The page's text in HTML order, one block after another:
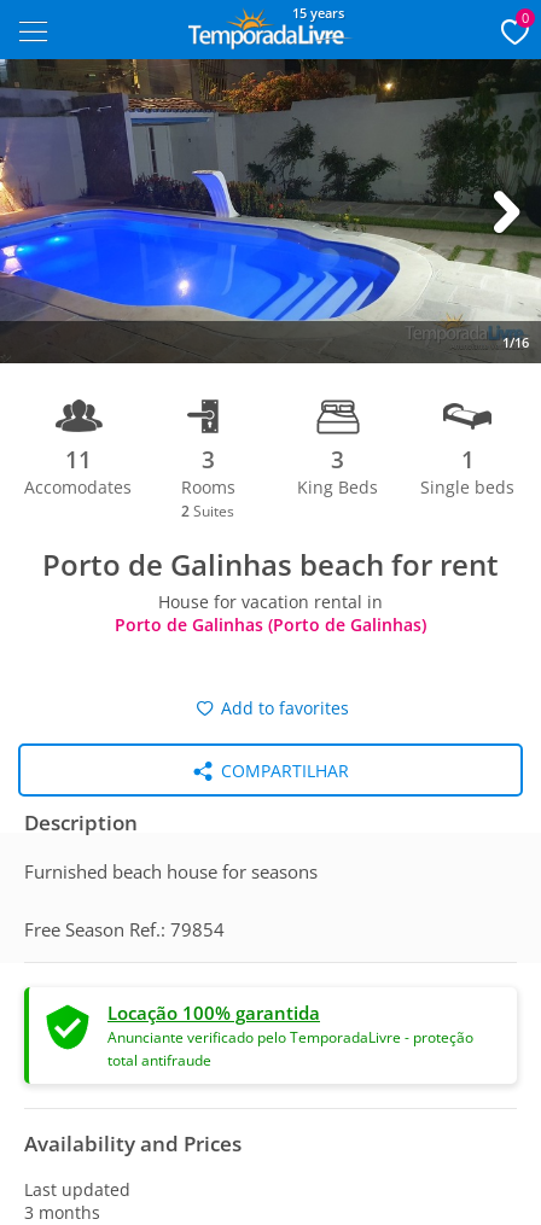
15 years 0
1/16
Next
11
Accomodates
3
Rooms
2 Suites
3
King Beds
1
Single beds
Porto de Galinhas beach for rent
House for vacation rental in
Porto de Galinhas (Porto de Galinhas)
Add to favorites
COMPARTILHAR
Description
Furnished beach house for seasons
Free Season Ref.: 79854
Locação 100% garantida
Anunciante verificado pelo TemporadaLivre - proteção
total antifraude
Availability and Prices
Last updated
3 months